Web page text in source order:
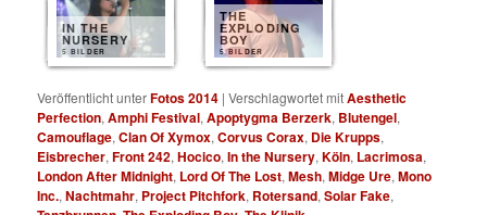
IN THE
NURSERY
5 BILDER
THE
EXPLODING
BOY
5 BILDER
Veröffentlicht unterFotos 2014 |Verschlagwortet mitAesthetic
Perfection,Amphi Festival,Apoptygma Berzerk, Blutengel,
Camouflage,Clan Of Xymox,Corvus Corax, Die Krupps,
Eisbrecher,Front 242,Hocico,In the Nursery,Köln, Lacrimosa,
London After Midnight, Lord Of The Lost,Mesh,Midge Ure,Mono
Inc.,Nachtmahr, Project Pitchfork, Rotersand,Solar Fake,